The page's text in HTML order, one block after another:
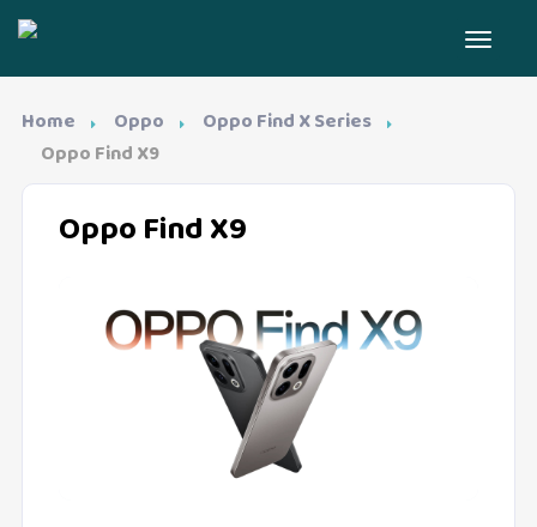
Home Oppo
Oppo Find X Series
Oppo Find X9
Oppo Find X9